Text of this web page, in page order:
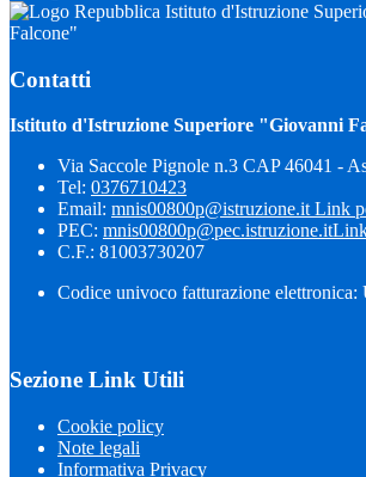
Istituto d'Istruzione
Falcone"
Contatti
Istituto d'Istruzione Superiore "Giovanni
Via Saccole Pignole n.3 CAP 46041 -
Tel: 0376710423
Email: mnis00800p@istruzione.itLink
PEC: mnis00800p@pec.istruzione.it
C.F.: 81003730207
Codice univoco fatturazione elettronica:
Sezione Link Utili
Cookie policy
Note legali
Informativa Privacy